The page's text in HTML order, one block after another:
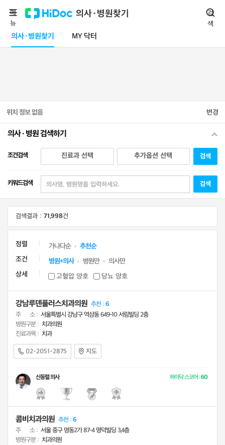
의사·병원찾기
의사·병원찾기 MY 닥터
메
뉴
검
색
위치 정보 없음 변경
의사 · 병원 검색하기
조건검색 진료과 선택 추가옵션 선택 검색
키워드검색 검색
검색결과 : 71,998건
정렬 가나다순
추천순
조건
병원+의사 병원만
의사만
상세
고혈압 양호 당뇨 양호
강남루덴플러스치과의원 추천 :6
주 소 : 서울특별시 강남구 역삼동 649-10 서림빌딩 2층
병원구분 : 치과의원
진료과목 : 치과
02-2051-2875 지도
신동렬 의사 하이닥 스코어 :60
콤비치과의원 추천 :6
주 소 : 서울 중구 명동2가 87-4 명덕빌딩 3,4층
병원구분 : 치과의원